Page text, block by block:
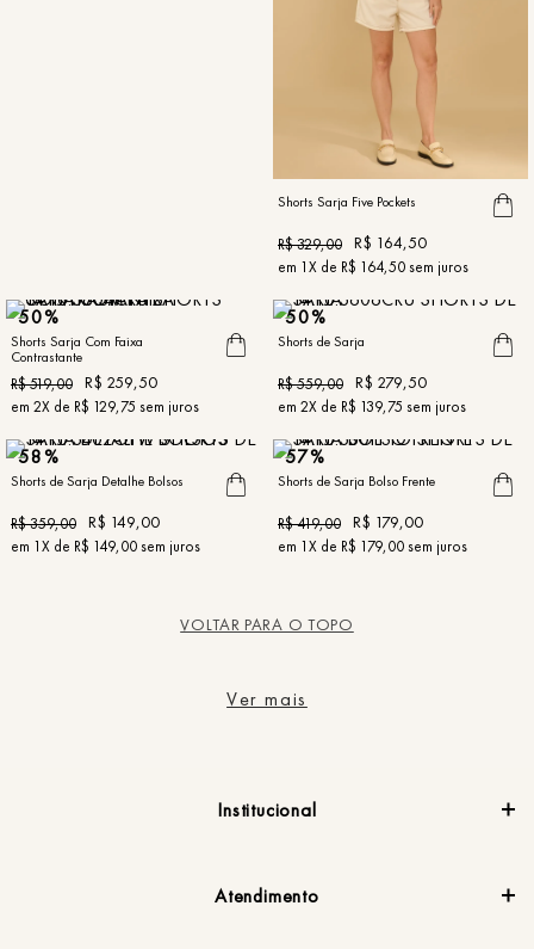
Shorts Sarja Five Pockets
R$329,00 R$ 164,50
em 1X de R$ 164,50sem juros
50%
Shorts Sarja Com Faixa
Contrastante
R$519,00 R$ 259,50
em 2X de R$ 129,75 sem juros
50%
Shorts de Sarja
R$559,00 R$ 279,50
em 2X de R$ 139,75 sem juros
58%
Shorts de Sarja Detalhe Bolsos
R$359,00 R$ 149,00
em 1X de R$ 149,00sem juros
57%
Shorts de Sarja Bolso Frente
R$419,00 R$ 179,00
em 1X de R$ 179,00sem juros
VOLTAR PARA O TOPO
Ver mais
Institucional
Atendimento